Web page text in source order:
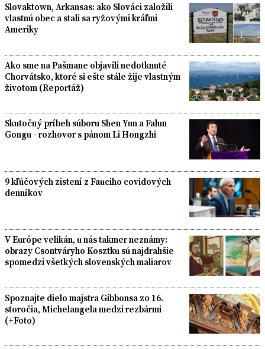
Slovaktown, Arkansas: ako Slováci založili
vlastnú obec a stali sa ryžovými kráľmi
Ameriky
Ako sme na Pašmane objavili nedotknuté
Chorvátsko, ktoré si ešte stále žije vlastným
životom (Reportáž)
Skutočný príbeh súboru Shen Yun a Falun
Gongu - rozhovor s pánom Li Hongzhi
9 kľúčových zistení z Fauciho covidových
denníkov
V Európe velikán, u nás takmer neznámy:
obrazy Csontváryho Kosztku sú najdrahšie
spomedzi všetkých slovenských maliarov
Spoznajte dielo majstra Gibbonsa zo 16.
storočia, Michelangela medzi rezbármi
(+Foto)